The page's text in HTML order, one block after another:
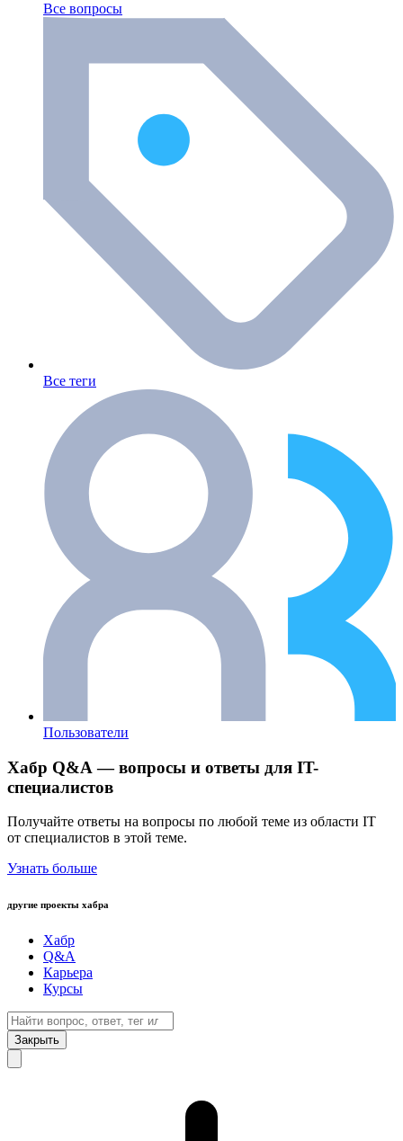
Все вопросы
Все теги
Пользователи
Хабр Q&A — вопросы и ответы для IT-
специалистов
Получайте ответы на вопросы по любой теме из области IT
от специалистов в этой теме.
Узнать больше
другие проекты хабра
Хабр
Q&A
Карьера
Курсы
Закрыть